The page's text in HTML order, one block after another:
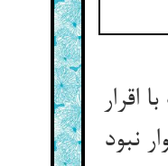
اقرار
نبود